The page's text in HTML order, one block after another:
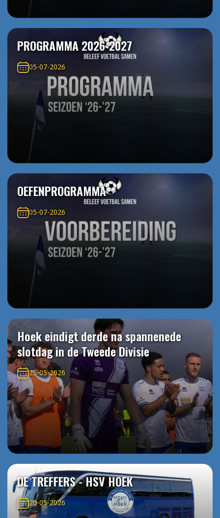
PROGRAMMA 2026-2027
05-07-2026
OEFENPROGRAMMA
05-07-2026
Hoek eindigt derde na spannenede
slotdag in de Tweede Divisie
25-05-2026
DE TREFFERS - HSV HOEK
20-05-2026